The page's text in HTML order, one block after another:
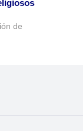
de